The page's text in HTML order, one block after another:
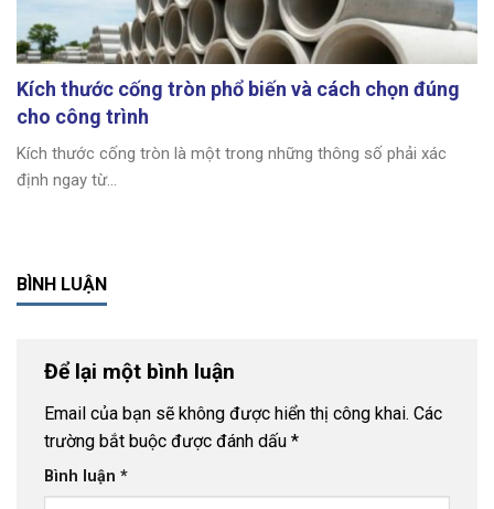
Kích thước cống tròn phổ biến và cách chọn đúng
cho công trình
Kích thước cống tròn là một trong những thông số phải xác
định ngay từ...
BÌNH LUẬN
Để lại một bình luận
Email của bạn sẽ không được hiển thị công khai. Các
trường bắt buộc được đánh dấu *
Bình luận *